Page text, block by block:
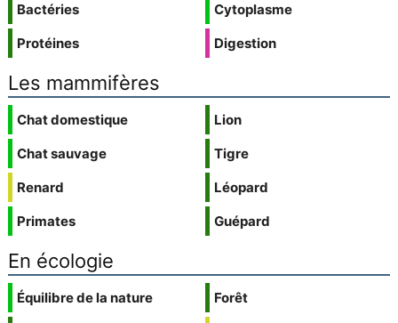
Bactéries
Protéines
Cytoplasme
Digestion
Les mammifères
Chat domestique
Chat sauvage
Renard
Primates
Lion
Tigre
Léopard
Guépard
En écologie
Équilibre de la nature
Forêt